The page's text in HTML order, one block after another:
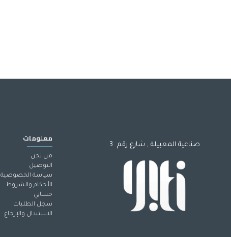
صناعية المعبيلة , شارع رقم 3
معلومات
من نحن
التوصيل
سياسة الخصوصية
الأحكام والشروط
حسابي
سجل الطلبات
الاستبدال والإرجاع